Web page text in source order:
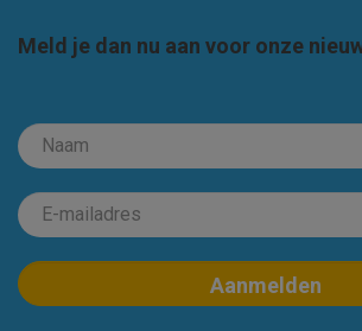
Meld je dan nu aan voor onze